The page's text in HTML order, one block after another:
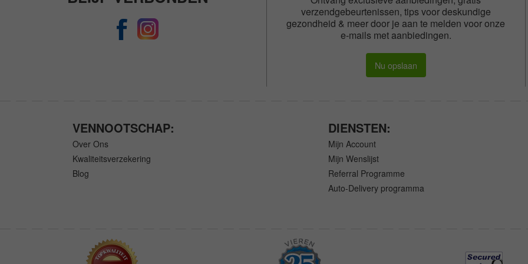
verzendgebeurtenissen, tips voor deskundige
gezondheid & meer door je aan te melden voor onze
e-mails met aanbiedingen.
Nu opslaan
VENNOOTSCHAP:
Over Ons
Kwaliteitsverzekering
Blog
DIENSTEN:
Mijn Account
Mijn Wenslijst
Referral Programme
Auto-Delivery programma